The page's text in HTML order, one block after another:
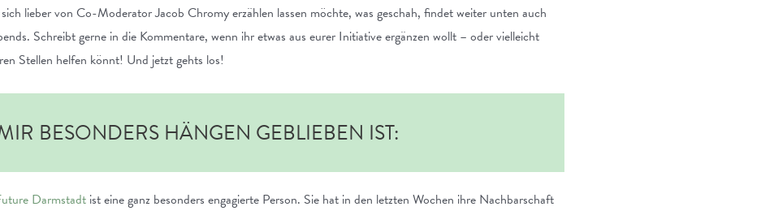
lieber von Co-Moderator Jacob Chromy erzählen lassen möchte, was geschah, findet weiter unten auch
Schreibt gerne in die Kommentare, wenn ihr etwas aus eurer Initiative ergänzen wollt – oder vielleicht
Stellen helfen könnt! Und jetzt gehts los!
BESONDERS HÄNGEN GEBLIEBEN IST:
Darmstadt ist eine ganz besonders engagierte Person. Sie hat in den letzten Wochen ihre Nachbarschaft